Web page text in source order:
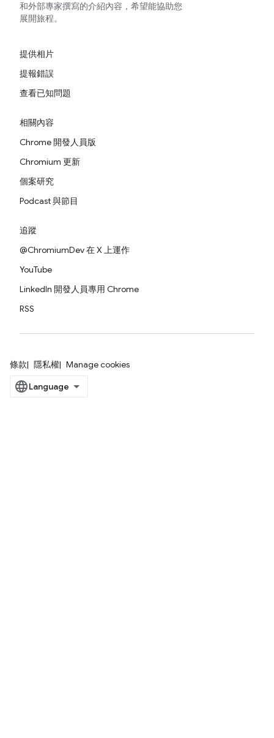
和外部專家撰寫的介紹內容，希望能協助您
展開旅程。
提供相片
提報錯誤
查看已知問題
相關內容
Chrome 開發人員版
Chromium 更新
個案研究
Podcast 與節目
追蹤
@ChromiumDev 在 X 上運作
YouTube
LinkedIn 開發人員專用 Chrome
RSS
條款 隱私權 Manage cookies